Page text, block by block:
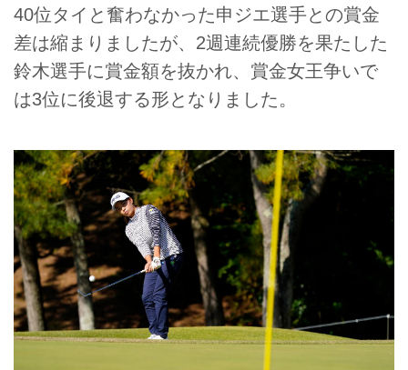
40位タイと奮わなかった申ジエ選手との賞金
差は縮まりましたが、2週連続優勝を果たした
鈴木選手に賞金額を抜かれ、賞金女王争いで
は3位に後退する形となりました。